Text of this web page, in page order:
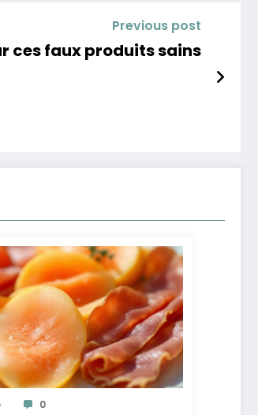
Previous post
ces faux produits sains
0